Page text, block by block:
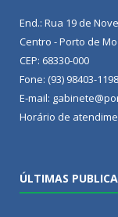
End.: Rua 19 de
Centro - Porto de
CEP: 68330-000
Fone: (93) 98403-1198
E-mail:
Horário de
ÚLTIMAS